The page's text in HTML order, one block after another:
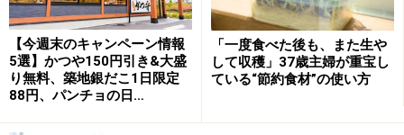
バス停からマリンパークまで5分ほど歩きましたが、サ
メの肌を触れたり、イルカやアシカのパフォーマンスを
見れたりして、大人も子どもも多いに楽しむことができ
ました。
【今週末のキャンペーン情報
5選】かつや150円引き&大盛
り無料、築地銀だこ1日限定
88円、パンチョの日…
「一度食べた後も、また生や
して収穫」37歳主婦が重宝し
ている“節約食材”の使い方